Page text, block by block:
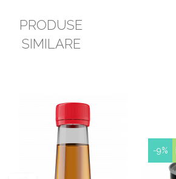
PRODUSE
SIMILARE
-9%